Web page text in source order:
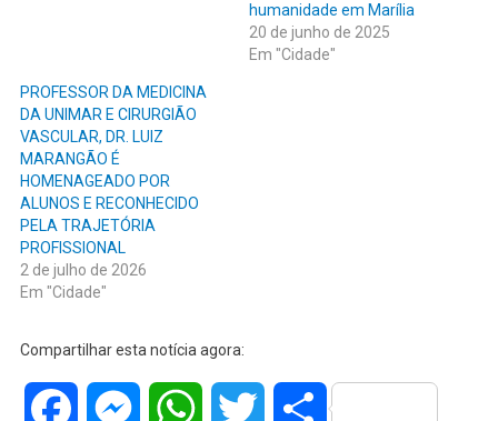
humanidade em Marília
20 de junho de 2025
Em "Cidade"
PROFESSOR DA MEDICINA
DA UNIMAR E CIRURGIÃO
VASCULAR, DR. LUIZ
MARANGÃO É
HOMENAGEADO POR
ALUNOS E RECONHECIDO
PELA TRAJETÓRIA
PROFISSIONAL
2 de julho de 2026
Em "Cidade"
Compartilhar esta notícia agora:
Facebook MessengerWhatsAppTwitter Share